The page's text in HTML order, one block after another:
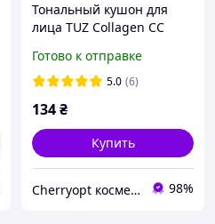
Тональный кушон для
лица TUZ Collagen CC
(натуральный)
Готово к отправке
5.0 (6)
134₴
Купить
Сherryopt косметика 98%